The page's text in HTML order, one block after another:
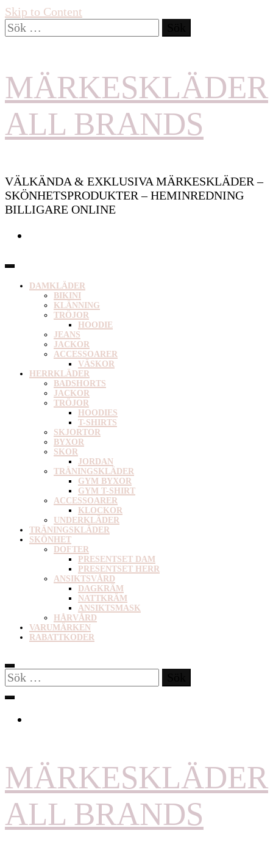
Skip to Content
Sök
efter:
MÄRKESKLÄDER
ALL BRANDS
VÄLKÄNDA & EXKLUSIVA MÄRKESKLÄDER –
SKÖNHETSPRODUKTER – HEMINREDNING
BILLIGARE ONLINE
DAMKLÄDER
BIKINI
KLÄNNING
TRÖJOR
HOODIE
JEANS
JACKOR
ACCESSOARER
VÄSKOR
HERRKLÄDER
BADSHORTS
JACKOR
TRÖJOR
HOODIES
T-SHIRTS
SKJORTOR
BYXOR
SKOR
JORDAN
TRÄNINGSKLÄDER
GYM BYXOR
GYM T-SHIRT
ACCESSOARER
KLOCKOR
UNDERKLÄDER
TRÄNINGSKLÄDER
SKÖNHET
DOFTER
PRESENTSET DAM
PRESENTSET HERR
ANSIKTSVÅRD
DAGKRÄM
NATTKRÄM
ANSIKTSMASK
HÅRVÅRD
VARUMÄRKEN
RABATTKODER
Sök
efter:
MÄRKESKLÄDER
ALL BRANDS